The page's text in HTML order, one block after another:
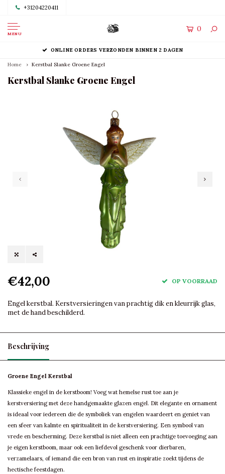
+31204220411
MENU
0
ONLINE ORDERS VERZONDEN BINNEN 2 DAGEN
Home Kerstbal Slanke Groene Engel
Kerstbal Slanke Groene Engel
€42,00 OP VOORRAAD
Engel kerstbal. Kerstversieringen van prachtig dik en kleurrijk glas,
met de hand beschilderd.
Beschrijving
Groene Engel Kerstbal
Klassieke engel in de kerstboom! Voeg wat hemelse rust toe aan je
kerstversiering met deze handgemaakte glazen engel. Dit elegante en ornament
is ideaal voor iedereen die de symboliek van engelen waardeert en geniet van
een sfeer van kalmte en spiritualiteit in de kerstversiering. Een symbool van
vrede en bescherming. Deze kerstbal is niet alleen een prachtige toevoeging aan
je eigen kerstboom, maar ook een liefdevol geschenk voor dierbaren,
verzamelaars, of iemand die een bron van rust en inspiratie zoekt tijdens de
hectische feestdagen.